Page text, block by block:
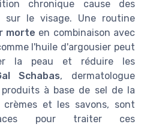
chronique cause des
sur le visage. Une routine
morte en combinaison avec
l'huile d'argousier peut
la peau et réduire les
Schabas, dermatologue
à base de sel de la
et les savons, sont
pour traiter ces